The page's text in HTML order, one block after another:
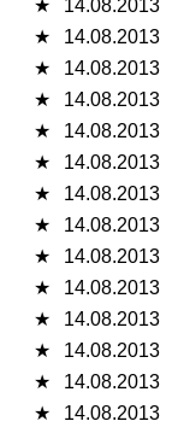
★
14.08.2013
★
14.08.2013
★
14.08.2013
★
14.08.2013
★
14.08.2013
★
14.08.2013
★
14.08.2013
★
14.08.2013
★
14.08.2013
★
14.08.2013
★
14.08.2013
★
14.08.2013
★
14.08.2013
★
14.08.2013